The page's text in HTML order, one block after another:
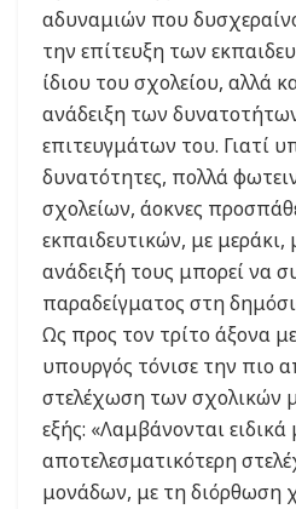
αδυναμιών που
την επίτευξη των
ίδιου του σχολείου, αλλά
ανάδειξη των
επιτευγμάτων του. Γιατί
δυνατότητες, πολλά
σχολείων, άοκνες
εκπαιδευτικών, με
ανάδειξή τους μπορεί να
παραδείγματος στη
Ως προς τον τρίτο άξονα
υπουργός τόνισε την πιο
στελέχωση των σχολικών
εξής: «Λαμβάνονται ειδικά
αποτελεσματικότερη
μονάδων, με τη διόρθωση